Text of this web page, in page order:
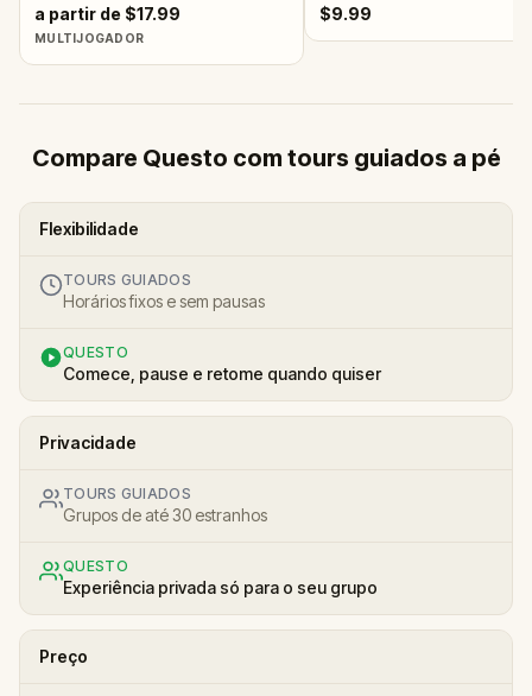
a partir de $17.99
MULTIJOGADOR
$9.99
Compare Questo com tours guiados a pé
Flexibilidade
TOURS GUIADOS
Horários fixos e sem pausas
QUESTO
Comece, pause e retome quando quiser
Privacidade
TOURS GUIADOS
Grupos de até 30 estranhos
QUESTO
Experiência privada só para o seu grupo
Preço